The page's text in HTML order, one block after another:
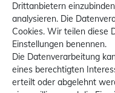
Drittanbietern
analysieren. Die
Cookies. Wir teilen diese
Einstellungen benennen.
Die Datenverarbeitung
eines berechtigten
erteilt oder abgelehnt